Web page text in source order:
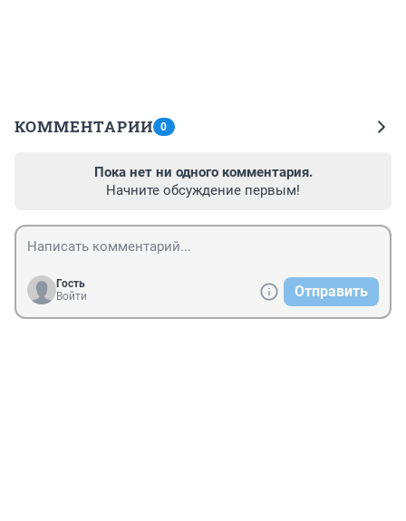
КОММЕНТАРИИ 0
Пока нет ни одного комментария.
Начните обсуждение первым!
Гость
Войти
Отправить